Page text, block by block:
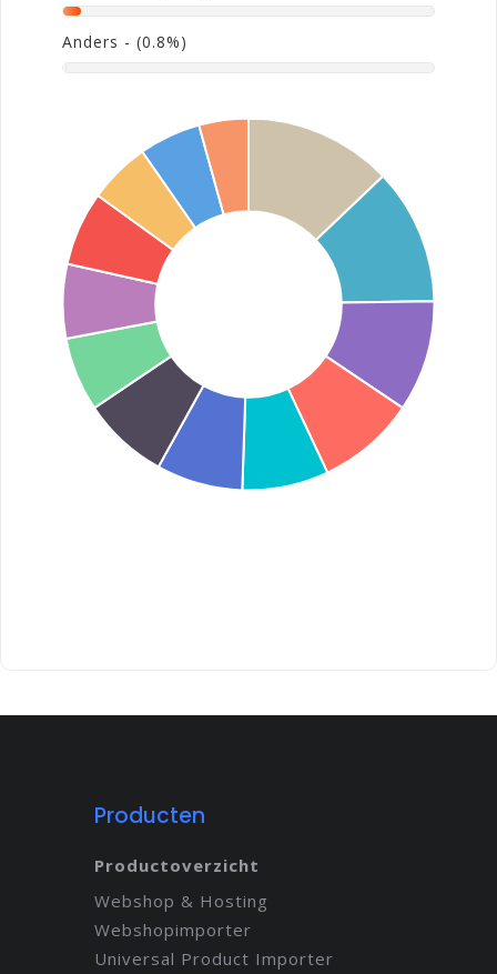
Anders - (0.8%)
Producten
Productoverzicht
Webshop & Hosting
Webshopimporter
Universal Product Importer